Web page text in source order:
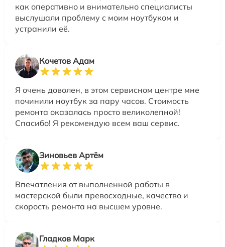
как оперативно и внимательно специалисты
выслушали проблему с моим ноутбуком и
устранили её.
Кочетов Адам
Я очень доволен, в этом сервисном центре мне
починили ноутбук за пару часов. Стоимость
ремонта оказалась просто великолепной!
Спасибо! Я рекомендую всем ваш сервис.
Зиновьев Артём
Впечатления от выполненной работы в
мастерской были превосходные, качество и
скорость ремонта на высшем уровне.
Гладков Марк